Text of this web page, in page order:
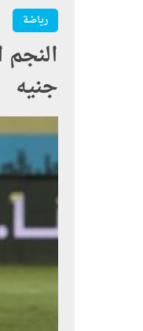
رياضة
جنيه